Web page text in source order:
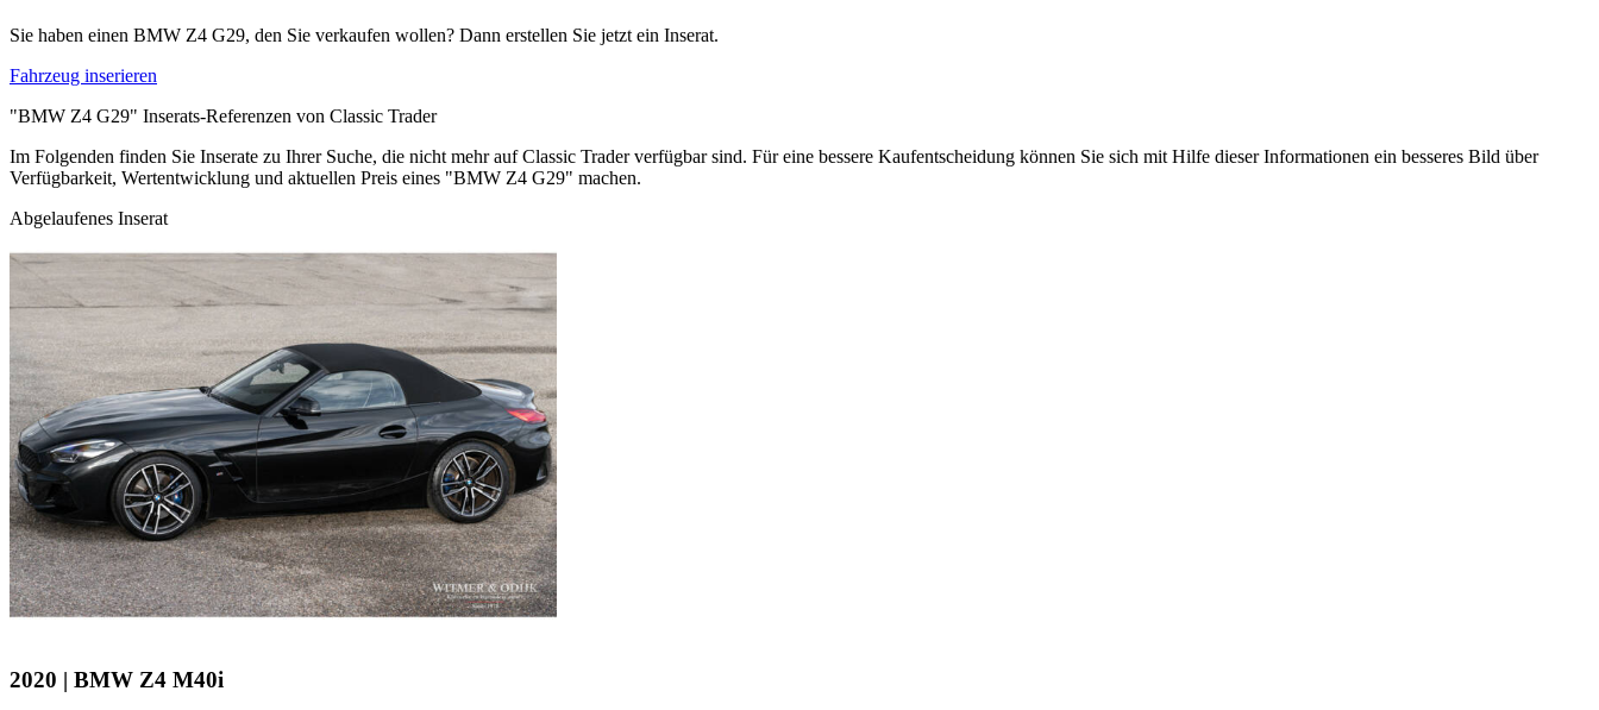
Sie haben einen BMW Z4 G29, den Sie verkaufen wollen? Dann erstellen Sie jetzt ein Inserat.
Fahrzeug inserieren
"BMW Z4 G29" Inserats-Referenzen von Classic Trader
Im Folgenden finden Sie Inserate zu Ihrer Suche, die nicht mehr auf Classic Trader verfügbar sind. Für eine bessere Kaufentscheidung können Sie sich mit Hilfe dieser Informationen ein besseres Bild über
Verfügbarkeit, Wertentwicklung und aktuellen Preis eines "BMW Z4 G29" machen.
Abgelaufenes Inserat
2020 | BMW Z4 M40i